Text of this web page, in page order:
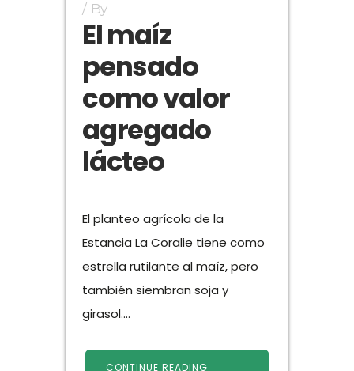
By
El maíz
pensado
como valor
agregado
lácteo
El planteo agrícola de la
Estancia La Coralie tiene como
estrella rutilante al maíz, pero
también siembran soja y
girasol....
CONTINUE READING